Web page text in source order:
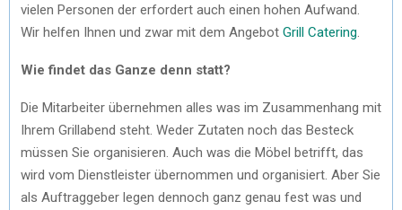
vielen Personen der erfordert auch einen hohen Aufwand.
Wir helfen Ihnen und zwar mit dem Angebot Grill Catering
Wie findet das Ganze denn statt?
Die Mitarbeiter übernehmen alles was im Zusammenhang mit
Ihrem Grillabend steht. Weder Zutaten noch das Besteck
müssen Sie organisieren. Auch was die Möbel betrifft, das
wird vom Dienstleister übernommen und organisiert. Aber Sie
als Auftraggeber legen dennoch ganz genau fest was und